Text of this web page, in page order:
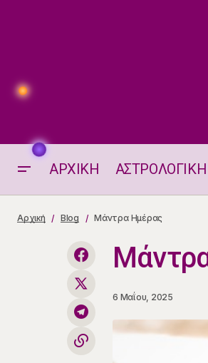
ΑΡΧΙΚΗ
Η Κάρτα Ταρώ Σήμερα 06.05.25
Αρχική Blog Μάντρα Ημέρας
6 Μαΐου, 2025